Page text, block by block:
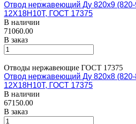
Отвод нержавеющий Ду 820х9 (820-
12Х18Н10Т, ГОСТ 17375
В наличии
71060.00
В заказ
Отводы нержавеющие ГОСТ 17375
Отвод нержавеющий Ду 820х8 (820-
12Х18Н10Т, ГОСТ 17375
В наличии
67150.00
В заказ